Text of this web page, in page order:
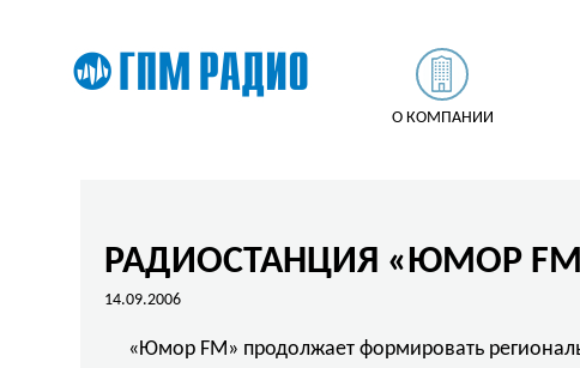
О КОМПАНИИ
РАДИОСТАНЦИЯ «ЮМОР
14.09.2006
«Юмор FM» продолжает формировать